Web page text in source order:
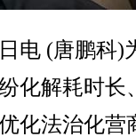
(唐鹏科)
化解耗时长
化法治化营